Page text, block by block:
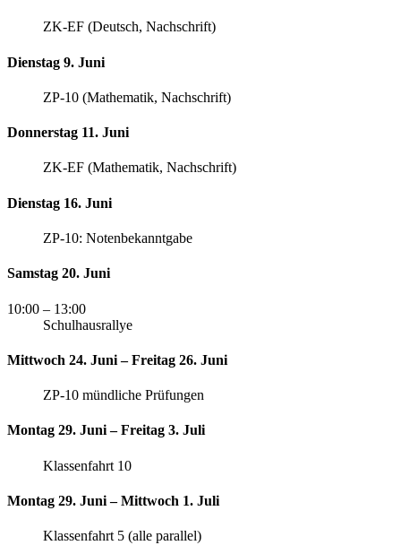
ZK-EF (Deutsch, Nachschrift)
Dienstag 9. Juni
ZP-10 (Mathematik, Nachschrift)
Donnerstag 11. Juni
ZK-EF (Mathematik, Nachschrift)
Dienstag 16. Juni
ZP-10: Notenbekanntgabe
Samstag 20. Juni
10:00 – 13:00
Schulhausrallye
Mittwoch 24. Juni – Freitag 26. Juni
ZP-10 mündliche Prüfungen
Montag 29. Juni – Freitag 3. Juli
Klassenfahrt 10
Montag 29. Juni – Mittwoch 1. Juli
Klassenfahrt 5 (alle parallel)